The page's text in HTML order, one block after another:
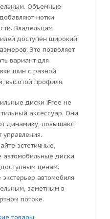
Объемные
нотки
Владельцам
доступен широкий
Это позволяет
вариант для
шин с разной
высотой профиля.
диски iFree не
аксессуар. Они
динамику, повышают
управления.
эстетичные,
автомобильные диски
ценам.
автомобиля
заметным в
потоке.
товары